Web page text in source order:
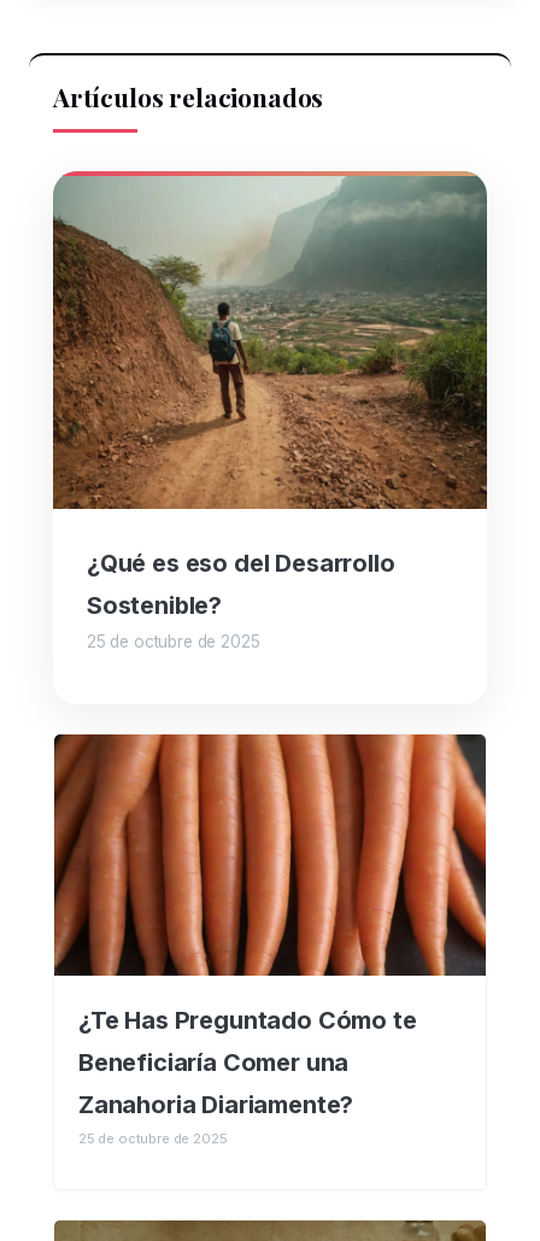
Artículos relacionados
¿Qué es eso del Desarrollo
Sostenible?
25 de octubre de 2025
¿Te Has Preguntado Cómo te
Beneficiaría Comer una
Zanahoria Diariamente?
25 de octubre de 2025